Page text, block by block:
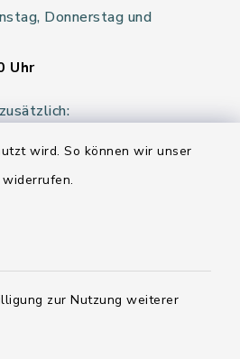
wird. So können wir unser
widerrufen.
zur Nutzung weiterer
Donnerstag und
Uhr